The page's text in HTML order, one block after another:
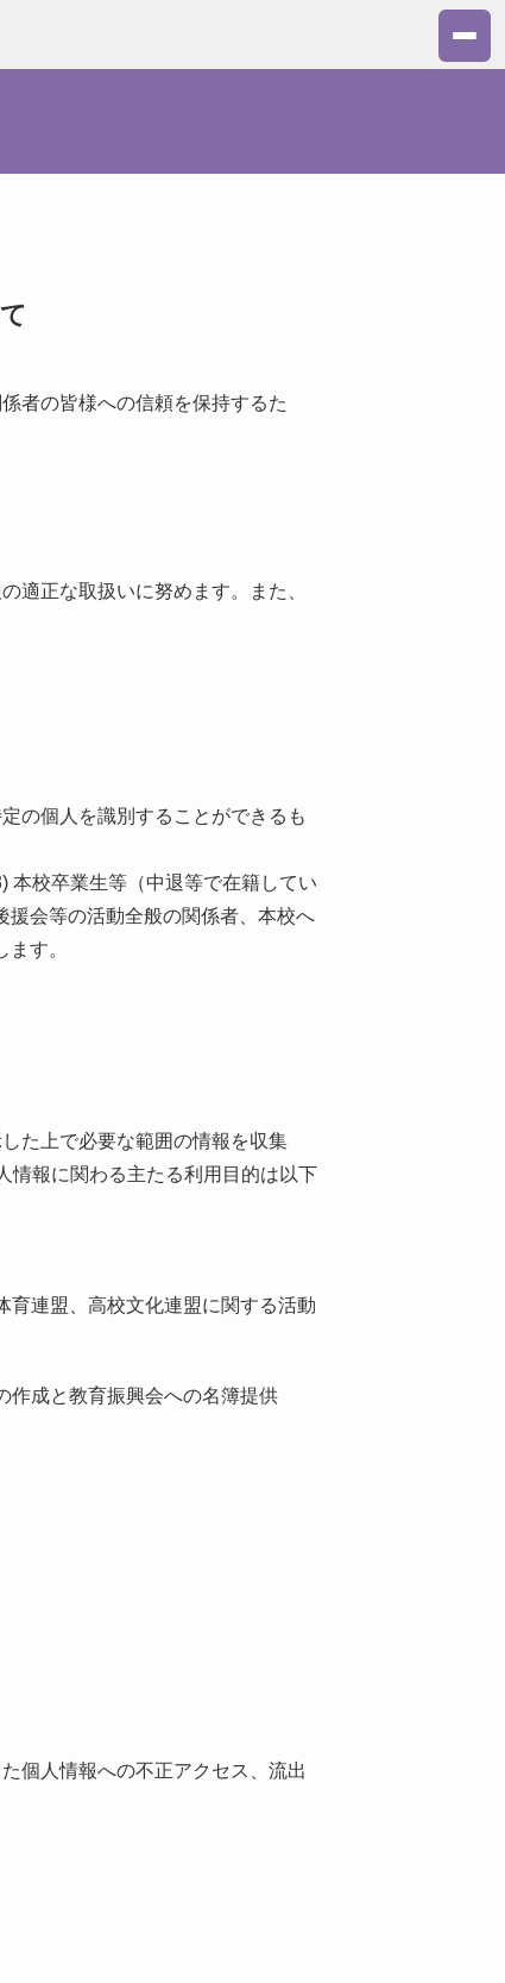
者の皆様への信頼を保持するた
適正な取扱いに努めます。また、
の個人を識別することができるも
本校卒業生等（中退等で在籍してい
援会等の活動全般の関係者、本校へ
す。
た上で必要な範囲の情報を収集
情報に関わる主たる利用目的は以下
育連盟、高校文化連盟に関する活動
作成と教育振興会への名簿提供
個人情報への不正アクセス、流出